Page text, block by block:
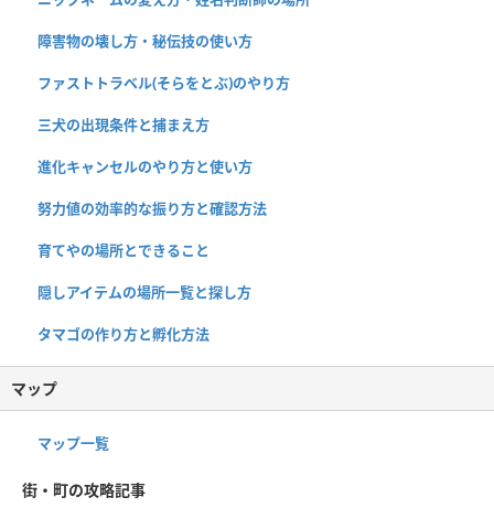
障害物の壊し方・秘伝技の使い方
ファストトラベル(そらをとぶ)のやり方
三犬の出現条件と捕まえ方
進化キャンセルのやり方と使い方
努力値の効率的な振り方と確認方法
育てやの場所とできること
隠しアイテムの場所一覧と探し方
タマゴの作り方と孵化方法
マップ
マップ一覧
街・町の攻略記事